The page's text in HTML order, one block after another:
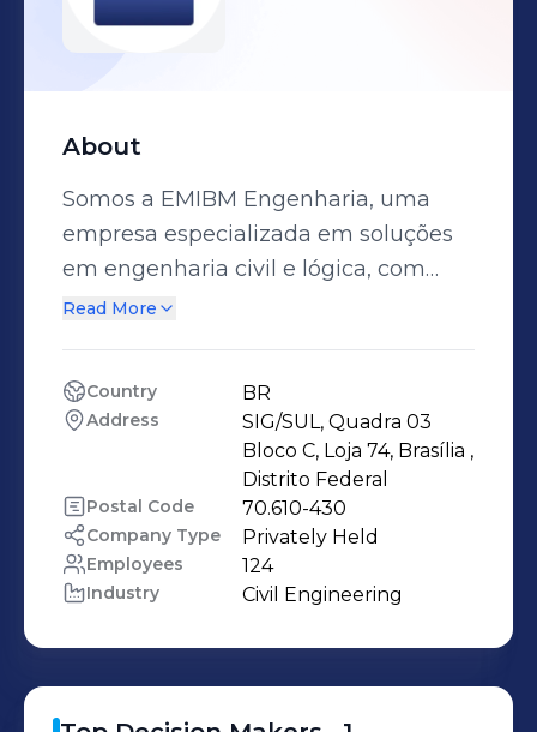
About
Somos a EMIBM Engenharia, uma
empresa especializada em soluções
em engenharia civil e lógica, com
diversas áreas de atuação no
contamos com profissionais de
diversas áreas de engenharia.
Acreditamos que pessoas talentosas
merecem voar alto e consideramos
que nossas diferenças e semelhanças
são importantes para construirmos
gestão da qualidade e modernização
produtiva é comprovado
internacionalmente pela certificação
Read More
Country BR
Address
SIG/SUL, Quadra 03
Bloco C, Loja 74, Brasília ,
Distrito Federal
Postal Code 70.610-430
Company Type Privately Held
Employees 124
Industry Civil Engineering